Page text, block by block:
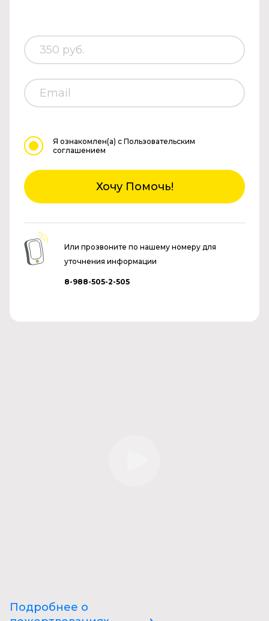
Я ознакомлен(а) с Пользовательским
соглашением
Хочу Помочь!
Или прозвоните по нашему номеру для
уточнения информации
8-988-505-2-505
Подробнее о